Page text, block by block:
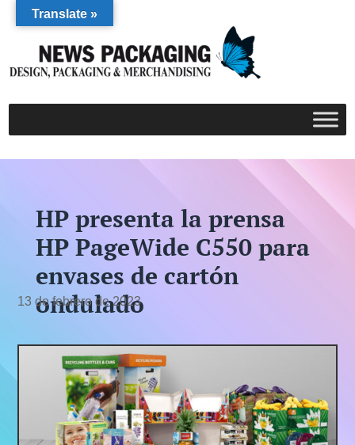
HP presenta la prensa
HP PageWide C550 para
envases de cartón
ondulado
13 de febrero de 2023
Translate »